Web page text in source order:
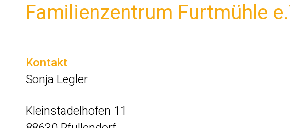
Familienzentrum Furtmühle
Kontakt
Sonja Legler
Kleinstadelhofen 11